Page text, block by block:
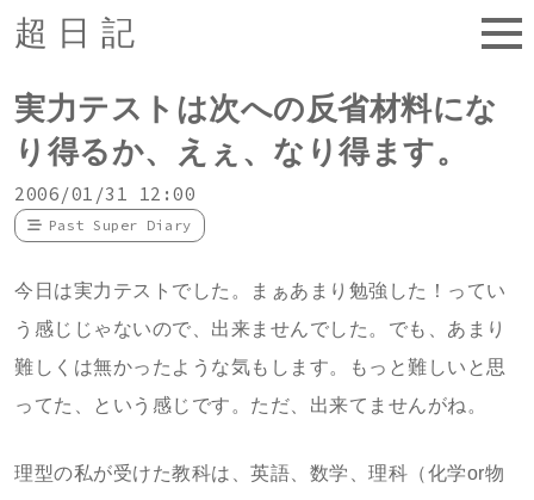
超日記
実力テストは次への反省材料にな
り得るか、えぇ、なり得ます。
2006/01/31 12:00
Past Super Diary
今日は実力テストでした。まぁあまり勉強した！ってい
う感じじゃないので、出来ませんでした。でも、あまり
難しくは無かったような気もします。もっと難しいと思
ってた、という感じです。ただ、出来てませんがね。
理型の私が受けた教科は、英語、数学、理科（化学or物